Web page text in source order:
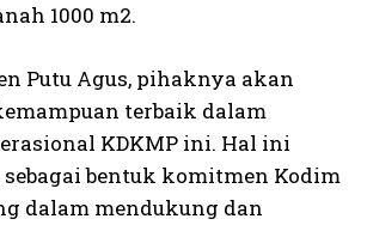
1000 m2.
Putu Agus, pihaknya akan
terbaik dalam
KDKMP ini. Hal ini
bentuk komitmen Kodim
dalam mendukung dan